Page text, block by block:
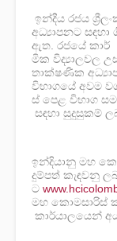
ඉන්දීය රජය ශ්‍රී
අධ්‍යාපනට සඳහා
ඇත. රජයේ කාර්
මික විද්යාලවල
තාක්ෂණික අධ්
විභාගයේ අවම
ස් පෙළ විභාග
සඳහා සුදුසුකම්
ඉන්දියානු මහ
දුම්පත් කැඳවනු
ට
මහ කොමසාරිස්
කාර්යාලයෙන්